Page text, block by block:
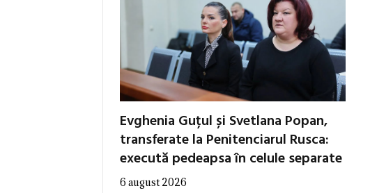
Evghenia Guțul și Svetlana Popan,
transferate la Penitenciarul Rusca:
execută pedeapsa în celule separate
6 august 2026